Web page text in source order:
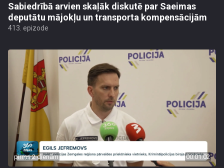
Sabiedrībā arvien skaļāk diskutē par Saeimas
deputātu mājokļu un transporta kompensācijām
413. epizode
pirms 2 dienām 00:01:02